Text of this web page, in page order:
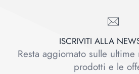
ISCRIVITI ALLA
Resta aggiornato sulle
prodotti e le